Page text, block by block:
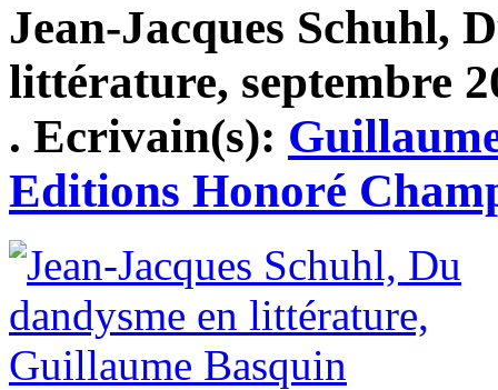
Jean-Jacques Schuhl,
littérature, septembre
. Ecrivain(s):
Editions Honoré